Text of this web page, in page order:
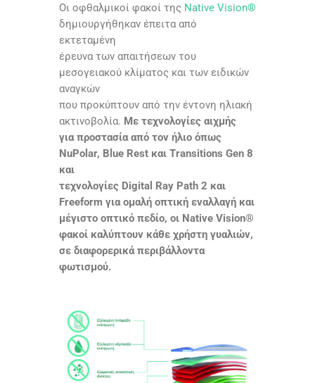
Οι οφθαλμικοί φακοί της Native Vision®
δημιουργήθηκαν έπειτα από
εκτεταμένη
έρευνα των απαιτήσεων του
μεσογειακού κλίματος και των ειδικών
αναγκών
που προκύπτουν από την έντονη ηλιακή
ακτινοβολία. Με τεχνολογίες αιχμής
για προστασία από τον ήλιο όπως
NuPolar, Blue Rest και Transitions Gen 8
και
τεχνολογίες Digital Ray Path 2 και
Freeform για ομαλή οπτική εναλλαγή και
μέγιστο οπτικό πεδίο, οι Native Vision®
φακοί καλύπτουν κάθε χρήστη γυαλιών,
σε διαφορερικά περιβάλλοντα
φωτισμού.